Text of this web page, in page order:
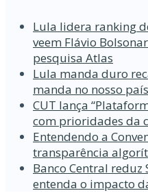
Lula lidera ranking
veem Flávio
pesquisa Atlas
Lula manda duro
manda no nosso
CUT lança
com prioridades da
Entendendo a
transparência
Banco Central reduz
entenda o impacto